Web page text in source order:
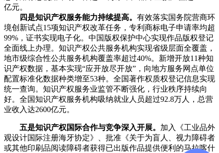
亿元。
四是知识产权服务能力持续提高。 有效落实国务院营商环
境创新试点15项知识产权改革任务，专利商标电子申请率均超
99%，证书实现电子化。中国版权保护中心实现作品版权登记
全面线上办理。知识产权公共服务机构实现省级层面全覆盖，
地市级综合性公共服务机构覆盖率超过40%。新增开放11种知
识产权数据，基本实现“应开放尽开放”，向地方服务网点单位
配置标准化数据种类增至53种。全国著作权质权登记信息实现
统一查询。知识产权服务业监管不断强化，行业秩序持续向
好。全国知识产权服务机构吸纳就业人员超过92.8万人，总营
业收入达2600亿元。
五是知识产权国际合作与竞争深入开展。 加入《工业品外
观设计国际注册海牙协定》、批准《关于为盲人、视力障碍者
或其他印刷品阅读障碍者获得已出版作品提供便利的马拉喀什